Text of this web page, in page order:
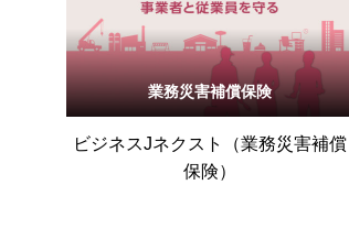
業務災害補償保険
ビジネスJネクスト（業務災害補償
保険）